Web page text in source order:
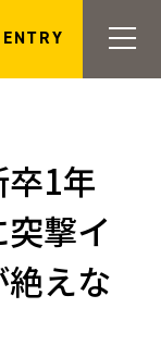
ENTRY
卒1年
撃イ
えな